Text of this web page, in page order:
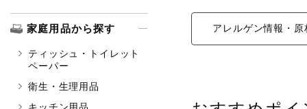
家庭用品から探す
ティッシュ・トイレット
ペーパー
衛生・生理用品
キッチン用品
アレルゲン情報・